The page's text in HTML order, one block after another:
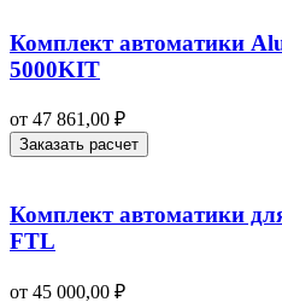
Комплект автоматики
5000KIT
от 47 861,00 ₽
Заказать расчет
Комплект автоматики
FTL
от 45 000,00 ₽